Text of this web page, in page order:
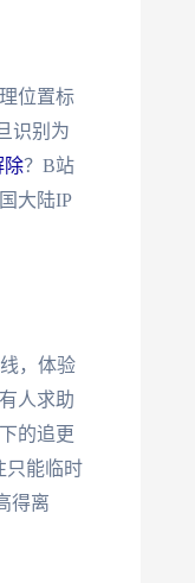
位置标
识别为
除？B站
大陆IP
，体验
人求助
的追更
只能临时
得离